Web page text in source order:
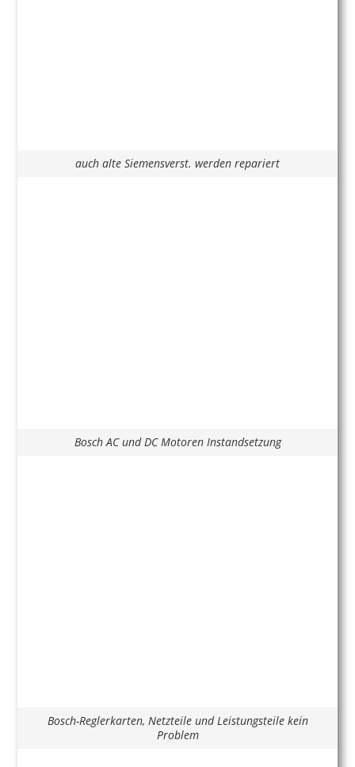
auch alte Siemensverst. werden repariert
Bosch AC und DC Motoren Instandsetzung
Bosch-Reglerkarten, Netzteile und Leistungsteile kein
Problem